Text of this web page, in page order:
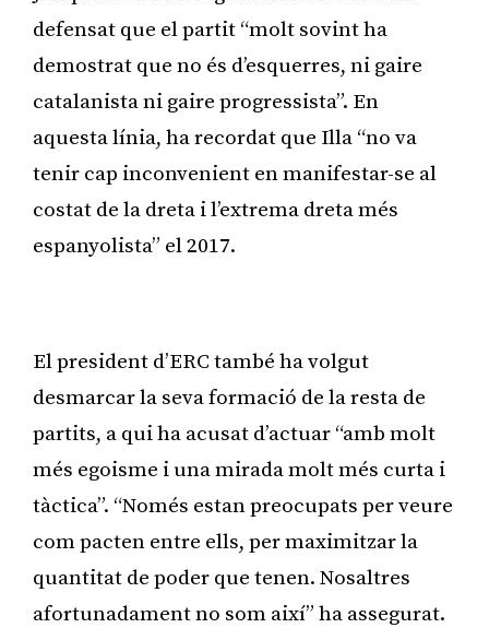
defensat que el partit “molt sovint ha
demostrat que no és d’esquerres, ni gaire
catalanista ni gaire progressista”. En
aquesta línia, ha recordat que Illa “no va
tenir cap inconvenient en manifestar-se al
costat de la dreta i l’extrema dreta més
espanyolista” el 2017.
El president d’ERC també ha volgut
desmarcar la seva formació de la resta de
partits, a qui ha acusat d’actuar “amb molt
més egoisme i una mirada molt més curta i
tàctica”. “Només estan preocupats per veure
com pacten entre ells, per maximitzar la
quantitat de poder que tenen. Nosaltres
afortunadament no som així” ha assegurat.